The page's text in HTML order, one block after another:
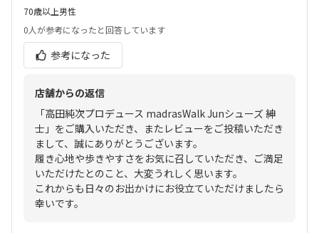
70歳以上男性
0人が参考になったと回答しています
参考になった
店舗からの返信
「高田純次プロデュース madrasWalk Junシューズ 紳
士」をご購入いただき、またレビューをご投稿いただき
まして、誠にありがとうございます。
履き心地や歩きやすさをお気に召していただき、ご満足
いただけたとのこと、大変うれしく思います。
これからも日々のお出かけにお役立ていただけましたら
幸いです。